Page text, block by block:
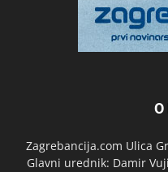
Zagrebancija.com Ulica
Glavni urednik: Damir